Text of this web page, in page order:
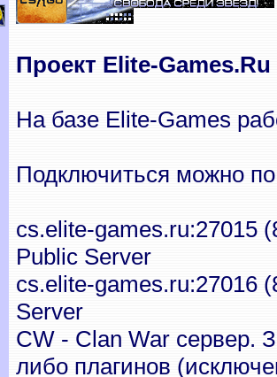
Проект Elite-
На базе Elite-Games
Подключиться можно
cs.elite-games.ru:27015
Public Server
cs.elite-games.ru:27016
Server
CW - Clan War сервер.
либо плагинов